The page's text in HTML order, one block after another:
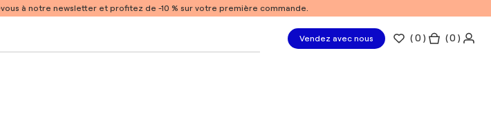
à notre newsletter et profitez de -10 % sur votre première commande.
Vendez avec nous (0 ) ( 0 )